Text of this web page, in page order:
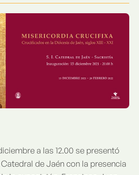
a las 12.00 se presentó
de Jaén con la presencia